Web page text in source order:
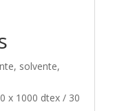
solvente,
x 1000 dtex / 30